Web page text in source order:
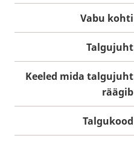
Vabu kohti
Talgujuht
Keeled mida talgujuht
räägib
Talgukood